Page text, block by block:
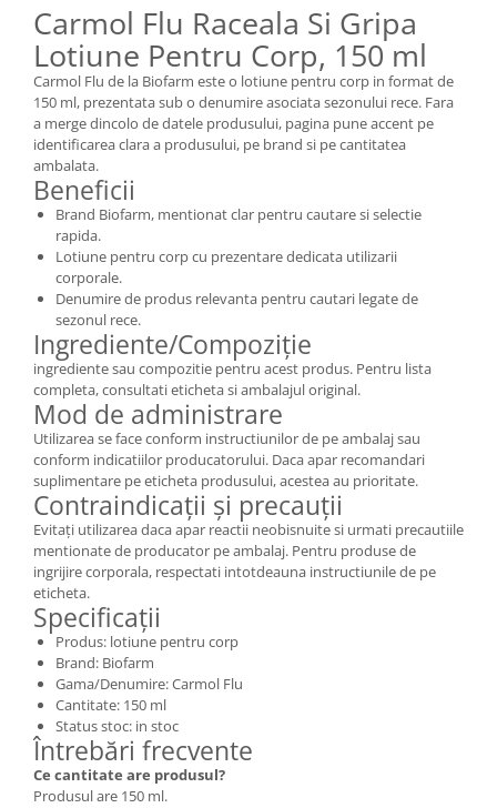
Carmol Flu Raceala Si Gripa
Lotiune Pentru Corp, 150 ml
Carmol Flu de la Biofarm este o lotiune pentru corp in format de
150 ml, prezentata sub o denumire asociata sezonului rece. Fara
a merge dincolo de datele produsului, pagina pune accent pe
identificarea clara a produsului, pe brand si pe cantitatea
ambalata.
Beneficii
Brand Biofarm, mentionat clar pentru cautare si selectie
rapida.
Lotiune pentru corp cu prezentare dedicata utilizarii
corporale.
Denumire de produs relevanta pentru cautari legate de
sezonul rece.
Ingrediente/Compoziție
ingrediente sau compozitie pentru acest produs. Pentru lista
completa, consultati eticheta si ambalajul original.
Mod de administrare
Utilizarea se face conform instructiunilor de pe ambalaj sau
conform indicatiilor producatorului. Daca apar recomandari
suplimentare pe eticheta produsului, acestea au prioritate.
Contraindicații și precauții
Evitați utilizarea daca apar reactii neobisnuite si urmati precautiile
mentionate de producator pe ambalaj. Pentru produse de
ingrijire corporala, respectati intotdeauna instructiunile de pe
eticheta.
Specificații
Produs: lotiune pentru corp
Brand: Biofarm
Gama/Denumire: Carmol Flu
Cantitate: 150 ml
Status stoc: in stoc
Întrebări frecvente
Ce cantitate are produsul?
Produsul are 150 ml.